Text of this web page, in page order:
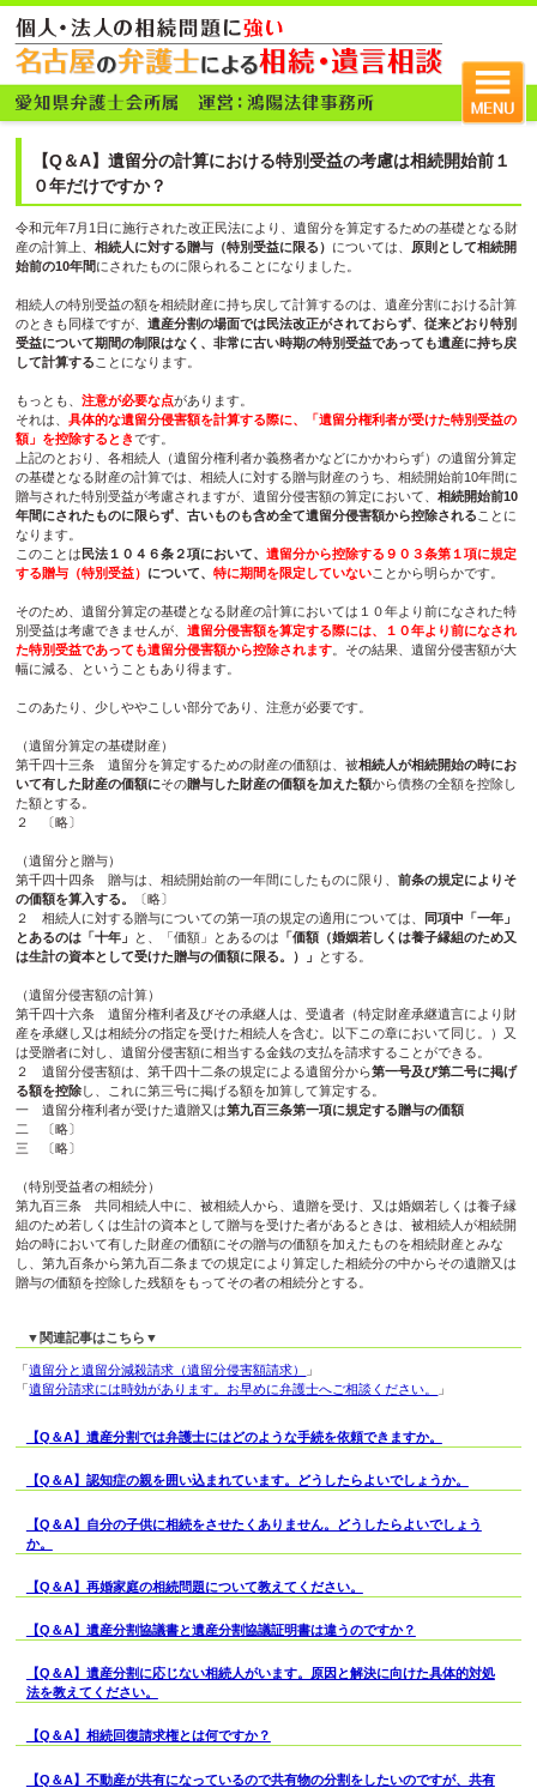
【Q＆A】遺留分の計算における特別受益の考慮は相続開始前１
０年だけですか？
令和元年7月1日に施行された改正民法により、遺留分を算定するための基礎となる財
産の計算上、相続人に対する贈与（特別受益に限る） については、 原則として相続開
始前の10年間にされたものに限られることになりました。
相続人の特別受益の額を相続財産に持ち戻して計算するのは、遺産分割における計算
のときも同様ですが、遺産分割の場面では民法改正がされておらず、従来どおり特別
受益について期間の制限はなく、非常に古い時期の特別受益であっても遺産に持ち戻
して計算する ことになります。
もっとも、注意が必要な点があります。
それは、具体的な遺留分侵害額を計算する際に、「遺留分権利者が受けた特別受益の
額」を控除するときです。
上記のとおり、各相続人（遺留分権利者か義務者かなどにかかわらず）の遺留分算定
の基礎となる財産の計算では、相続人に対する贈与財産のうち、相続開始前10年間に
贈与された特別受益が考慮されますが、遺留分侵害額の算定において、相続開始前10
年間にされたものに限らず、古いものも含め全て遺留分侵害額から控除される ことに
なります。
このことは 民法１０４６条２項において、遺留分から控除する９０３条第１項に規定
する贈与（特別受益） について、特に期間を限定していないことから明らかです。
そのため、遺留分算定の基礎となる財産の計算においては１０年より前になされた特
別受益は考慮できませんが、遺留分侵害額を算定する際には、１０年より前になされ
た特別受益であっても遺留分侵害額から控除されます 。その結果、遺留分侵害額が大
幅に減る、ということもあり得ます。
このあたり、少しややこしい部分であり、注意が必要です。
（遺留分算定の基礎財産）
第千四十三条 遺留分を算定するための財産の価額は、被相続人が相続開始の時にお
いて有した財産の価額にその贈与した財産の価額を加えた額から債務の全額を控除し
た額とする。
２ 〔略〕
（遺留分と贈与）
第千四十四条 贈与は、相続開始前の一年間にしたものに限り、前条の規定によりそ
の価額を算入する。
〔略〕
２ 相続人に対する贈与についての第一項の規定の適用については、
同項中「一年」
とあるのは「十年」
と、「価額」とあるのは 「価額（婚姻若しくは養子縁組のため又
は生計の資本として受けた贈与の価額に限る。）」
とする。
（遺留分侵害額の計算）
第千四十六条 遺留分権利者及びその承継人は、受遺者（特定財産承継遺言により財
産を承継し又は相続分の指定を受けた相続人を含む。以下この章において同じ。）又
は受贈者に対し、遺留分侵害額に相当する金銭の支払を請求することができる。
２ 遺留分侵害額は、第千四十二条の規定による遺留分から第一号及び第二号に掲げ
る額を控除し、これに第三号に掲げる額を加算して算定する。
一 遺留分権利者が受けた遺贈又は第九百三条第一項に規定する贈与の価額
二 〔略〕
三 〔略〕
（特別受益者の相続分）
第九百三条 共同相続人中に、被相続人から、遺贈を受け、又は婚姻若しくは養子縁
組のため若しくは生計の資本として贈与を受けた者があるときは、被相続人が相続開
始の時において有した財産の価額にその贈与の価額を加えたものを相続財産とみな
し、第九百条から第九百二条までの規定により算定した相続分の中からその遺贈又は
贈与の価額を控除した残額をもってその者の相続分とする。
▼関連記事はこちら▼
「遺留分と遺留分減殺請求（遺留分侵害額請求）
」
「遺留分請求には時効があります。お早めに弁護士へご相談ください。 」
【Q＆A】遺産分割では弁護士にはどのような手続を依頼できますか。
【Q＆A】認知症の親を囲い込まれています。どうしたらよいでしょうか。
【Q＆A】自分の子供に相続をさせたくありません。どうしたらよいでしょう
か。
【Q＆A】再婚家庭の相続問題について教えてください。
【Q＆A】遺産分割協議書と遺産分割協議証明書は違うのですか？
【Q＆A】遺産分割に応じない相続人がいます。原因と解決に向けた具体的対処
法を教えてください。
【Q＆A】相続回復請求権とは何ですか？
【Q＆A】不動産が共有になっているので共有物の分割をしたいのですが、共有